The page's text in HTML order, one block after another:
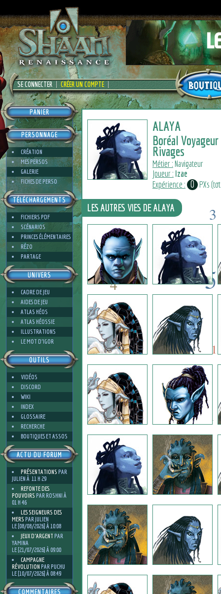
SE CONNECTER CRÉER UN COMPTE
PANIER
PERSONNAGE
CRÉATION
MES PERSOS
GALERIE
FICHES DE PERSO
TÉLÉCHARGEMENTS
FICHIERS PDF
SCÉNARIOS
PRINCES ÉLÉMENTAIRES
RÉZO
PARTAGE
UNIVERS
CADRE DE JEU
AIDES DE JEU
ATLAS HÉOS
ATLAS HÉOSSIE
ILLUSTRATIONS
LE MOT D'IGOR
OUTILS
VIDÉOS
DISCORD
WIKI
INDEX
GLOSSAIRE
RECHERCHE
BOUTIQUES ET ASSOS
ACTU DU FORUM
PRÉSENTATIONS PAR
JULIEN À 11 H 29
REFONTE DES
POUVOIRS PAR ROSHNI À
01 H 46
LES SEIGNEURS DES
MERS PAR JULIEN
LE [08/08/2026] À 10:08
JEUX D'ARGENT PAR
YAMINA
LE [21/07/2026] À 09:00
CAMPAGNE
RÉVOLUTION PAR PUCHU
LE [10/07/2026] À 08:49
COMMENTAIRES
ALAYA
Boréal
Rivages
Métier : Navigateur
Joueur : Izae
Expérience : 0 PXs
7
5
7
1
3
3
4
2
3
LES AUTRES VIES DE ALAYA